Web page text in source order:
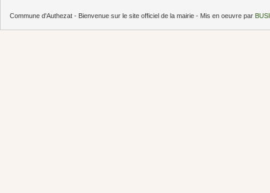
Commune d'Authezat - Bienvenue sur le site officiel de la mairie - Mis en oeuvre par